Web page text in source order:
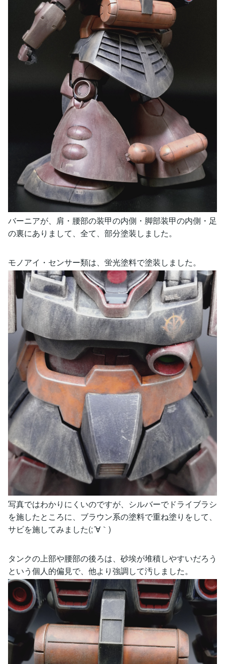
バーニアが、肩・腰部の装甲の内側・脚部装甲の内側・足
の裏にありまして、全て、部分塗装しました。
モノアイ・センサー類は、蛍光塗料で塗装しました。
写真ではわかりにくいのですが、シルバーでドライブラシ
を施したところに、ブラウン系の塗料で重ね塗りをして、
サビを施してみました(;´∀｀)
タンクの上部や腰部の後ろは、砂埃が堆積しやすいだろう
という個人的偏見で、他より強調して汚しました。